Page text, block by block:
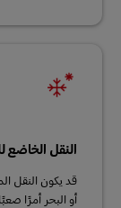
النقل الخاضع
قد يكون النقل
أو البحر أمرًا